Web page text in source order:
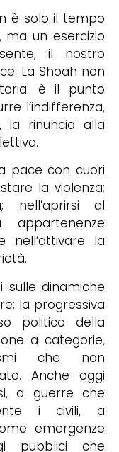
è solo il tempo
un esercizio
il nostro
La Shoah non
è il punto
l’indifferenza,
la rinuncia alla
pace con cuori
la violenza;
nell’aprirsi al
nell’attivare la
sulle dinamiche
la progressiva
politico della
a categorie,
che non
Anche oggi
a guerre che
i civili, a
emergenze
pubblici che